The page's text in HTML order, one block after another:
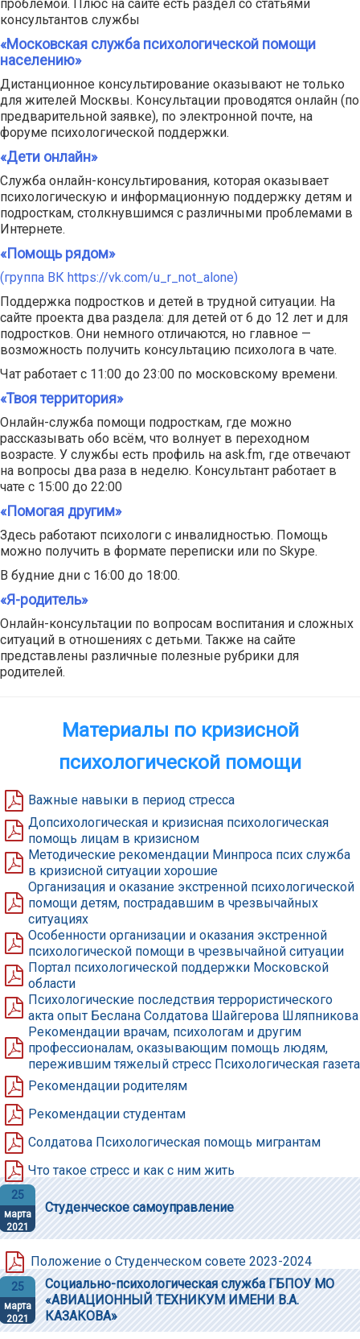
проблемой. Плюс на сайте есть раздел со статьями
консультантов службы
«Московская служба психологической помощи
населению»
Дистанционное консультирование оказывают не только
для жителей Москвы. Консультации проводятся онлайн (по
предварительной заявке), по электронной почте, на
форуме психологической поддержки.
«Дети онлайн»
Служба онлайн-консультирования, которая оказывает
психологическую и информационную поддержку детям и
подросткам, столкнувшимся с различными проблемами в
Интернете.
«Помощь рядом»
(группа ВК https://vk.com/u_r_not_alone)
Поддержка подростков и детей в трудной ситуации. На
сайте проекта два раздела: для детей от 6 до 12 лет и для
подростков. Они немного отличаются, но главное —
возможность получить консультацию психолога в чате.
Чат работает с 11:00 до 23:00 по московскому времени.
«Твоя территория»
Онлайн-служба помощи подросткам, где можно
рассказывать обо всём, что волнует в переходном
возрасте. У службы есть профиль на ask.fm, где отвечают
на вопросы два раза в неделю. Консультант работает в
чате с 15:00 до 22:00
«Помогая другим»
Здесь работают психологи с инвалидностью. Помощь
можно получить в формате переписки или по Skype.
В будние дни с 16:00 до 18:00.
«Я-родитель»
Онлайн-консультации по вопросам воспитания и сложных
ситуаций в отношениях с детьми. Также на сайте
представлены различные полезные рубрики для
родителей.
Материалы по кризисной
психологической помощи
Важные навыки в период стресса
Допсихологическая и кризисная психологическая
помощь лицам в кризисном
Методические рекомендации Минпроса псих служба
в кризисной ситуации хорошие
Организация и оказание экстренной психологической
помощи детям, пострадавшим в чрезвычайных
ситуациях
Особенности организации и оказания экстренной
психологической помощи в чрезвычайной ситуации
Портал психологической поддержки Московской
области
Психологические последствия террористического
акта опыт Беслана Солдатова Шайгерова Шляпникова
Рекомендации врачам, психологам и другим
профессионалам, оказывающим помощь людям,
пережившим тяжелый стресс Психологическая газета
Рекомендации родителям
Рекомендации студентам
Солдатова Психологическая помощь мигрантам
Что такое стресс и как с ним жить
25
марта
2021
Студенческое самоуправление
Положение о Студенческом совете 2023-2024
25
марта
2021
Социально-психологическая служба ГБПОУ МО
«АВИАЦИОННЫЙ ТЕХНИКУМ ИМЕНИ В.А.
КАЗАКОВА»